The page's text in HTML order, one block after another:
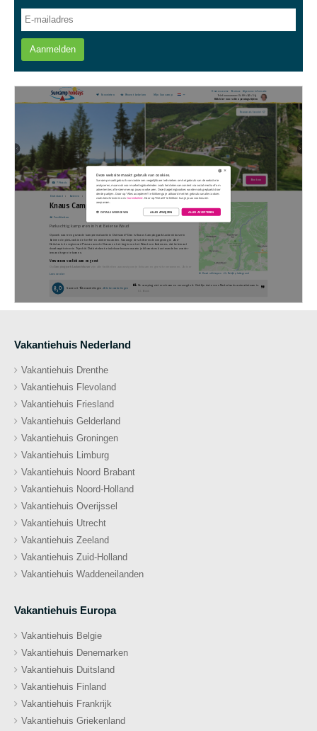
Aanmelden
Vakantiehuis Nederland
Vakantiehuis Drenthe
Vakantiehuis Flevoland
Vakantiehuis Friesland
Vakantiehuis Gelderland
Vakantiehuis Groningen
Vakantiehuis Limburg
Vakantiehuis Noord Brabant
Vakantiehuis Noord-Holland
Vakantiehuis Overijssel
Vakantiehuis Utrecht
Vakantiehuis Zeeland
Vakantiehuis Zuid-Holland
Vakantiehuis Waddeneilanden
Vakantiehuis Europa
Vakantiehuis Belgie
Vakantiehuis Denemarken
Vakantiehuis Duitsland
Vakantiehuis Finland
Vakantiehuis Frankrijk
Vakantiehuis Griekenland